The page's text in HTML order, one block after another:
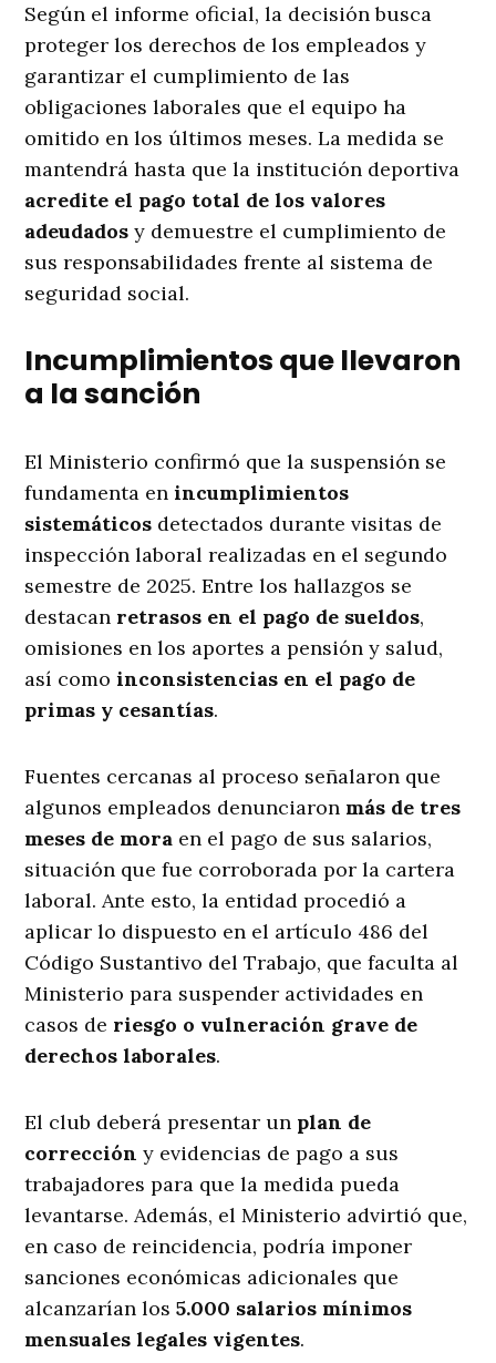
Según el informe oficial, la decisión busca
proteger los derechos de los empleados y
garantizar el cumplimiento de las
obligaciones laborales que el equipo ha
omitido en los últimos meses. La medida se
mantendrá hasta que la institución deportiva
acredite el pago total de los valores
adeudados y demuestre el cumplimiento de
sus responsabilidades frente al sistema de
seguridad social.
Incumplimientos que llevaron
a la sanción
El Ministerio confirmó que la suspensión se
fundamenta enincumplimientos
sistemáticos detectados durante visitas de
inspección laboral realizadas en el segundo
semestre de 2025. Entre los hallazgos se
destacan retrasos en el pago de sueldos,
omisiones en los aportes a pensión y salud,
así comoinconsistencias en el pago de
primas y cesantías.
Fuentes cercanas al proceso señalaron que
algunos empleados denunciaron más de tres
meses de mora en el pago de sus salarios,
situación que fue corroborada por la cartera
laboral. Ante esto, la entidad procedió a
aplicar lo dispuesto en el artículo 486 del
Código Sustantivo del Trabajo, que faculta al
Ministerio para suspender actividades en
casos de riesgo o vulneración grave de
derechos laborales.
El club deberá presentar un plan de
corrección y evidencias de pago a sus
trabajadores para que la medida pueda
levantarse. Además, el Ministerio advirtió que,
en caso de reincidencia, podría imponer
sanciones económicas adicionales que
alcanzarían los5.000 salarios mínimos
mensuales legales vigentes.